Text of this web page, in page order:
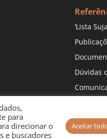
‘Lista
Dúvidas
para
direcionar o
e buscadores
Aceitar